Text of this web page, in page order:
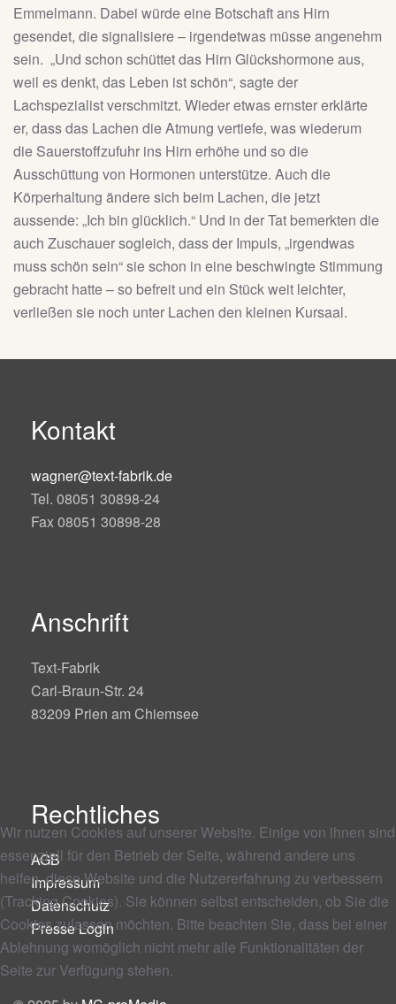
Emmelmann. Dabei würde eine Botschaft ans Hirn
gesendet, die signalisiere – irgendetwas müsse angenehm
sein. „Und schon schüttet das Hirn Glückshormone aus,
weil es denkt, das Leben ist schön“, sagte der
Lachspezialist verschmitzt. Wieder etwas ernster erklärte
er, dass das Lachen die Atmung vertiefe, was wiederum
die Sauerstoffzufuhr ins Hirn erhöhe und so die
Ausschüttung von Hormonen unterstütze. Auch die
Körperhaltung ändere sich beim Lachen, die jetzt
aussende: „Ich bin glücklich.“ Und in der Tat bemerkten die
auch Zuschauer sogleich, dass der Impuls, „irgendwas
muss schön sein“ sie schon in eine beschwingte Stimmung
gebracht hatte – so befreit und ein Stück weit leichter,
verließen sie noch unter Lachen den kleinen Kursaal.
Kontakt
wagner@text-fabrik.de
Tel. 08051 30898-24
Fax 08051 30898-28
Anschrift
Text-Fabrik
Carl-Braun-Str. 24
83209 Prien am Chiemsee
Rechtliches
AGB
Impressum
Datenschutz
Presse Login
Wir nutzen Cookies auf unserer Website. Einige von ihnen sind
essenziell für den Betrieb der Seite, während andere uns
helfen, diese Website und die Nutzererfahrung zu verbessern
(Tracking Cookies). Sie können selbst entscheiden, ob Sie die
Cookies zulassen möchten. Bitte beachten Sie, dass bei einer
Ablehnung womöglich nicht mehr alle Funktionalitäten der
Seite zur Verfügung stehen.